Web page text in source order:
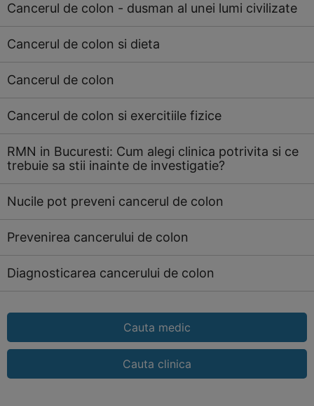
Cancerul de colon - dusman al unei lumi civilizate
Cancerul de colon si dieta
Cancerul de colon
Cancerul de colon si exercitiile fizice
RMN in Bucuresti: Cum alegi clinica potrivita si ce
trebuie sa stii inainte de investigatie?
Nucile pot preveni cancerul de colon
Prevenirea cancerului de colon
Diagnosticarea cancerului de colon
Cauta medic
Cauta clinica